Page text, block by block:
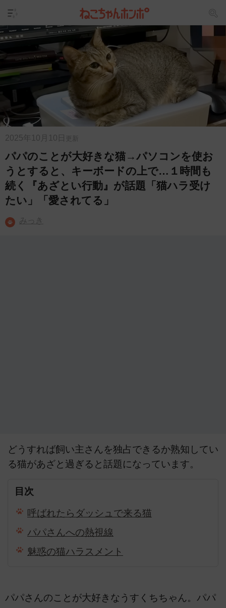
2025年10月10日 更新
パパのことが大好きな猫→パソコンを使お
うとすると、キーボードの上で…１時間も
続く『あざとい行動』が話題「猫ハラ受け
たい」「愛されてる」
みっき
どうすれば飼い主さんを独占できるか熟知してい
る猫があざと過ぎると話題になっています。
目次
呼ばれたらダッシュで来る猫
パパさんへの熱視線
魅惑の猫ハラスメント
パパさんのことが大好きなうすくちちゃん。パパ